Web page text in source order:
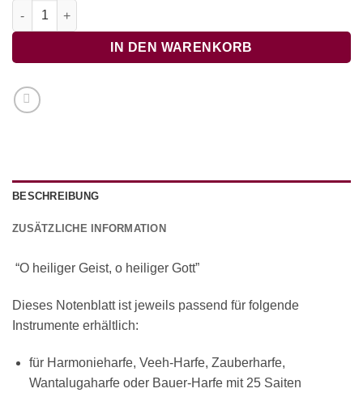
O heiliger Geist, o heiliger Gott Menge
IN DEN WARENKORB
BESCHREIBUNG
ZUSÄTZLICHE INFORMATION
“O heiliger Geist, o heiliger Gott”
Dieses Notenblatt ist jeweils passend für folgende
Instrumente erhältlich:
für Harmonieharfe, Veeh-Harfe, Zauberharfe,
Wantalugaharfe oder Bauer-Harfe mit 25 Saiten